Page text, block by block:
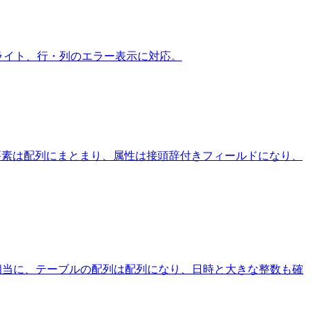
ト、行・列のエラー表示に対応。
は配列にまとまり、属性は接頭辞付きフィールドになり、
に、テーブルの配列は配列になり、日時と大きな整数も確